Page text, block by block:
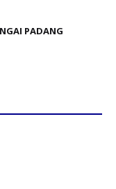
PADANG